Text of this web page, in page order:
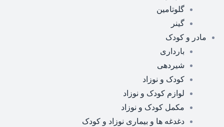
گلوتامین
گینر
مادر و کودک
بارداری
شیردهی
کودک و نوزاد
لوازم کودک و نوزاد
مکمل کودک و نوزاد
دغدغه ها و بیماری نوزاد و کودک